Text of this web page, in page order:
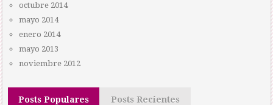
octubre 2014
mayo 2014
enero 2014
mayo 2013
noviembre 2012
Posts Populares Posts Recientes